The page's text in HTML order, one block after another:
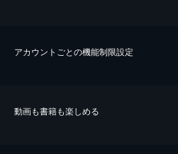
アカウントごとの機能制限設定
動画も書籍も楽しめる